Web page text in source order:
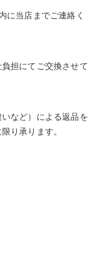
に当店までご連絡く
担にてご交換させて
など）による返品を
り承ります。